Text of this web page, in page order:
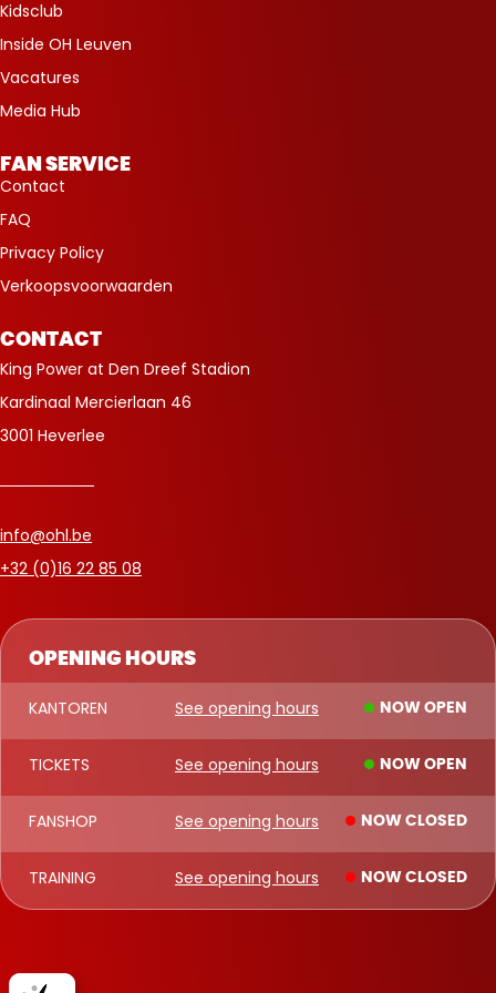
OPENING HOURS
KANTOREN See opening hours NOW OPEN
TICKETS See opening hours NOW OPEN
FANSHOP See opening hours NOW CLOSED
TRAINING See opening hours NOW CLOSED
Kidsclub
Inside OH Leuven
Vacatures
Media Hub
FAN SERVICE
Contact
FAQ
Privacy Policy
Verkoopsvoorwaarden
CONTACT
King Power at Den Dreef Stadion
Kardinaal Mercierlaan 46
3001 Heverlee
info@ohl.be
+32 (0)16 22 85 08